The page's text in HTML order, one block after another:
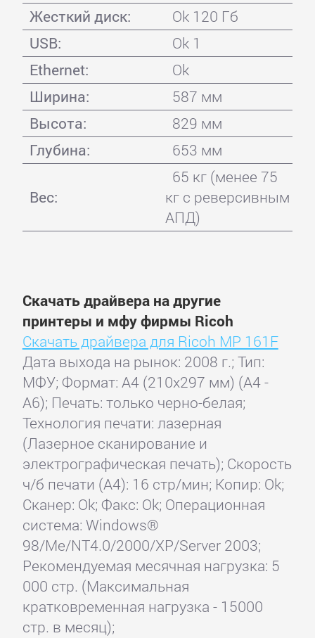
Жесткий диск:
Ok 120 Гб
USB:
Ok 1
Ethernet:
Ok
Ширина:
587 мм
Высота:
829 мм
Глубина:
653 мм
Вес:
65 кг (менее 75
кг с реверсивным
АПД)
Скачать драйвера на другие
принтеры и мфу фирмы Ricoh
Скачать драйвера для Ricoh MP 161F
Дата выхода на рынок: 2008 г.; Тип:
МФУ; Формат: A4 (210x297 мм) (A4 -
A6); Печать: только черно-белая;
Технология печати: лазерная
(Лазерное сканирование и
электрографическая печать); Скорость
ч/б печати (А4): 16 стр/мин; Копир: Ok;
Сканер: Ok; Факс: Ok; Операционная
система: Windows®
98/Me/NT4.0/2000/XP/Server 2003;
Рекомендуемая месячная нагрузка: 5
000 стр. (Максимальная
кратковременная нагрузка - 15000
стр. в месяц);